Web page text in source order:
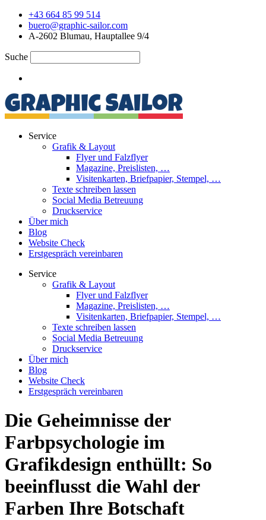
+43 664 85 99 514
buero@graphic-sailor.com
A-2602 Blumau, Hauptallee 9/4
Suche
Service
Grafik & Layout
Flyer und Falzflyer
Magazine, Preislisten, …
Visitenkarten, Briefpapier, Stempel, …
Texte schreiben lassen
Social Media Betreuung
Druckservice
Über mich
Blog
Website Check
Erstgespräch vereinbaren
Service
Grafik & Layout
Flyer und Falzflyer
Magazine, Preislisten, …
Visitenkarten, Briefpapier, Stempel, …
Texte schreiben lassen
Social Media Betreuung
Druckservice
Über mich
Blog
Website Check
Erstgespräch vereinbaren
Die Geheimnisse der
Farbpsychologie im
Grafikdesign enthüllt: So
beeinflusst die Wahl der
Farben Ihre Botschaft